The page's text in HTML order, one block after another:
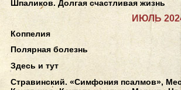
Шпаликов. Долгая счастливая жизнь
ИЮЛЬ
Коппелия
Полярная болезнь
Здесь и тут
Стравинский. «Симфония псалмов»,